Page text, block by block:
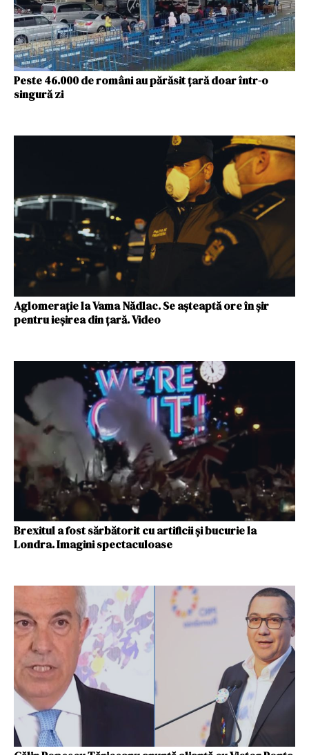
Peste 46.000 de români au părăsit ţară doar într-o
singură zi
Aglomerație la Vama Nădlac. Se așteaptă ore în șir
pentru ieșirea din țară. Video
Brexitul a fost sărbătorit cu artificii și bucurie la
Londra. Imagini spectaculoase